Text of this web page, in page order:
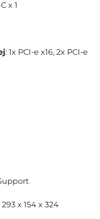
x 1
: 1x PCI-e x16, 2x PCI-e
293 x 154 x 324